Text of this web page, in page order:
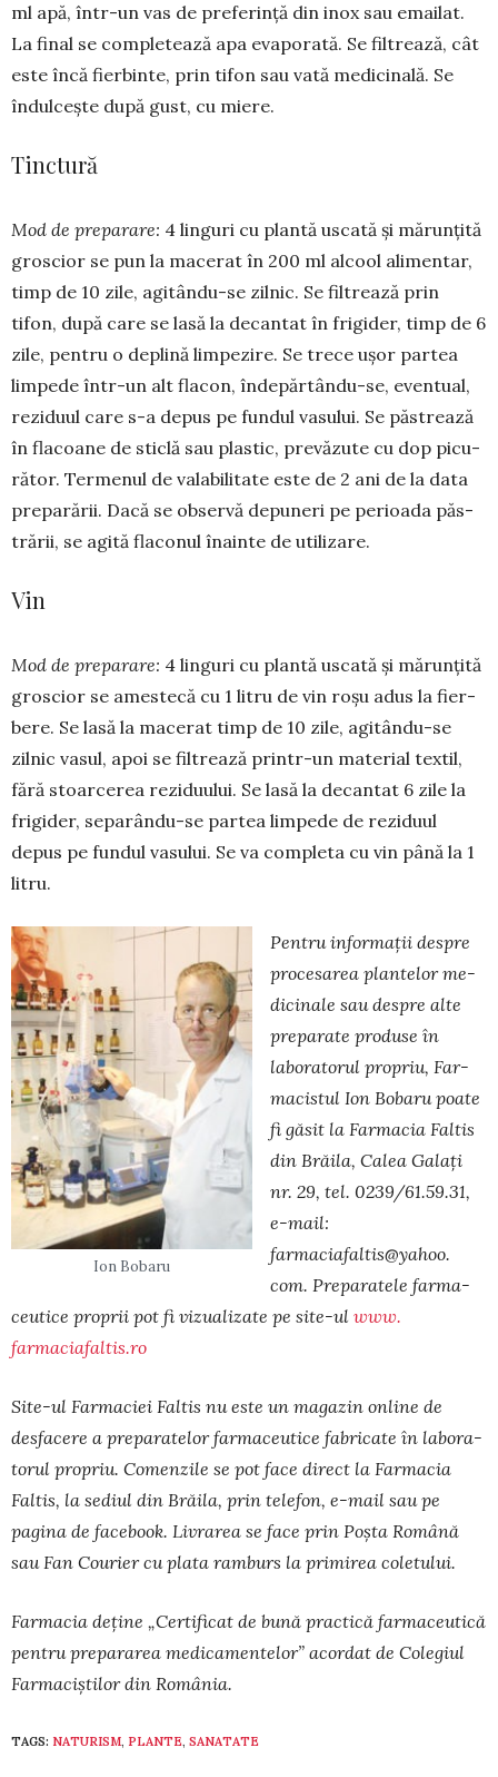
ml apă, într-un vas de preferință din inox sau emailat.
La final se com­ple­tează apa evaporată. Se filtrează, cât
este încă fierbinte, prin tifon sau vată medicinală. Se
îndulcește după gust, cu miere.
Tinctură
Mod de preparare: 4 linguri cu plantă uscată și mărunțită
groscior se pun la macerat în 200 ml alcool ali­mentar,
timp de 10 zile, agitân­du-se zilnic. Se fil­trează prin
tifon, după care se lasă la de­cantat în fri­gider, timp de 6
zile, pentru o de­plină limpezire. Se trece ușor partea
lim­pede în­tr-un alt flacon, în­de­păr­tân­du-se, eventual,
re­zi­duul care s-a depus pe fundul vasului. Se păs­trea­ză
în flacoane de sticlă sau plastic, prevăzute cu dop picu­
rător. Termenul de valabilitate este de 2 ani de la data
preparării. Dacă se observă de­­­puneri pe pe­rioada păs­
trării, se agită flaconul îna­inte de utilizare.
Vin
Mod de preparare: 4 linguri cu plantă uscată și mărunțită
groscior se amestecă cu 1 litru de vin roșu adus la fier­
bere. Se lasă la macerat timp de 10 zile, agi­tân­du-se
zilnic vasul, apoi se fil­trea­ză prin­tr-un mate­rial textil,
fără stoarcerea rezi­duului. Se lasă la decan­tat 6 zile la
frigider, sepa­rându-se par­tea lim­pede de rezi­duul
depus pe fun­dul vasului. Se va com­pleta cu vin până la 1
litru.
Ion Bobaru
Pentru informaţii despre
procesarea plan­telor me­
dicinale sau despre alte
preparate produse în
labora­torul propriu, Far­
macistul Ion Bobaru poate
fi găsit la Farmacia Faltis
din Brăila, Calea Galaţi
nr. 29, tel. 0239/61.59.31,
e-mail:
farmaciafaltis@yahoo.
com. Pre­paratele farma­
ceutice pro­prii pot fi vi­zua­lizate pe site-ul www.
farmaciafaltis.ro
Site-ul Farmaciei Faltis nu este un magazin online de
desfacere a preparatelor farmaceu­tice fabricate în labora­
torul propriu. Comen­zile se pot face direct la Farmacia
Faltis, la sediul din Brăila, prin telefon, e-mail sau pe
pagina de facebook. Livrarea se face prin Poșta Română
sau Fan Courier cu plata ram­burs la primirea coletului.
Farmacia deţine „Certificat de bună prac­tică far­­ma­ceu­tică
pentru prepararea medi­ca­mente­lor” acor­dat de Colegiul
Far­maciş­tilor din Ro­mâ­nia.
TAGS: NATURISM, PLANTE, SANATATE